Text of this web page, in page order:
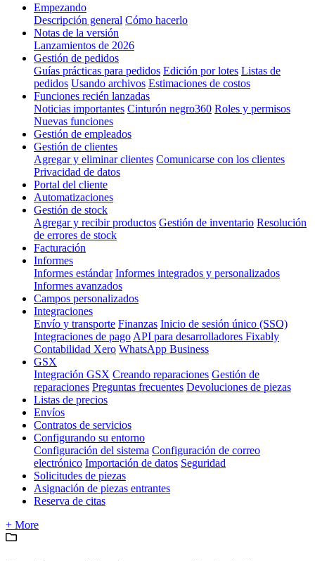
Empezando
Descripción general Cómo hacerlo
Notas de la versión
Lanzamientos de 2026
Gestión de pedidos
Guías prácticas para pedidos Edición por lotes Listas de
pedidos Usando archivos Estimaciones de costos
Funciones recién lanzadas
Noticias importantes Cinturón negro360 Roles y permisos
Nuevas funciones
Gestión de empleados
Gestión de clientes
Agregar y eliminar clientes Comunicarse con los clientes
Privacidad de datos
Portal del cliente
Automatizaciones
Gestión de stock
Agregar y recibir productos Gestión de inventario Resolución
de errores de stock
Facturación
Informes
Informes estándar Informes integrados y personalizados
Informes avanzados
Campos personalizados
Integraciones
Envío y transporte Finanzas Inicio de sesión único (SSO)
Integraciones de pago API para desarrolladores Fixably
Contabilidad Xero WhatsApp Business
GSX
Integración GSX Creando reparaciones Gestión de
reparaciones Preguntas frecuentes Devoluciones de piezas
Listas de precios
Envíos
Contratos de servicios
Configurando su entorno
Configuración del sistema Configuración de correo
electrónico Importación de datos Seguridad
Solicitudes de piezas
Asignación de piezas entrantes
Reserva de citas
+ More